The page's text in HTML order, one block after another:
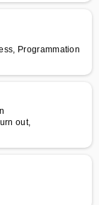
Programmation
out,